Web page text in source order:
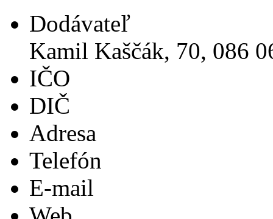
Dodávateľ
Kamil Kaščák, 70, 086
IČO
DIČ
Adresa
Telefón
E-mail